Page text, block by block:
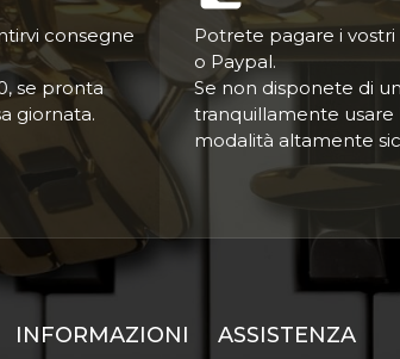
consegne
se pronta
giornata.
Potrete pagare i
o Paypal.
Se non disponete di
tranquillamente usare
modalità altamente
INFORMAZIONI ASSISTENZA